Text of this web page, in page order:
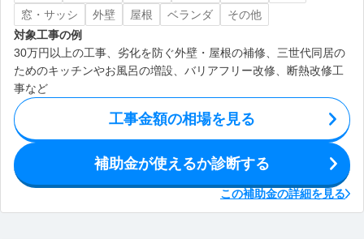
窓・サッシ 外壁 屋根 ベランダ
その他
対象工事の例
30万円以上の工事、劣化を防ぐ外壁・屋根の補修、三世代同居の
ためのキッチンやお風呂の増設、バリアフリー改修、断熱改修工
事など
工事金額の相場を見る
補助金が使えるか診断する
この補助金の詳細を見る